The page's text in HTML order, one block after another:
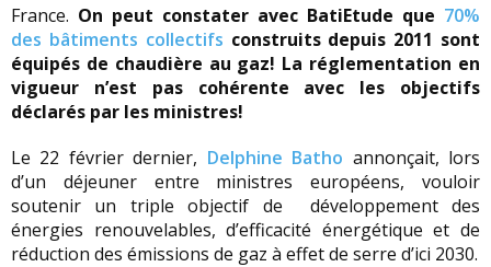
France. On peut constater avec BatiEtude que 70%
des bâtiments collectifs construits depuis 2011 sont
équipés de chaudière au gaz! La réglementation en
vigueur n’est pas cohérente avec les objectifs
déclarés par les ministres!
Le 22 février dernier, Delphine Batho annonçait, lors
d’un déjeuner entre ministres européens, vouloir
soutenir un triple objectif de développement des
énergies renouvelables, d’efficacité énergétique et de
réduction des émissions de gaz à effet de serre d’ici 2030.